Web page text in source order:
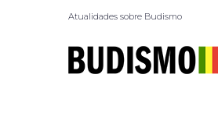
Atualidades sobre Budismo